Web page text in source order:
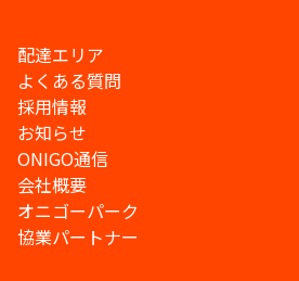
配達エリア
よくある質問
採用情報
お知らせ
ONIGO通信
会社概要
オニゴーパーク
協業パートナー